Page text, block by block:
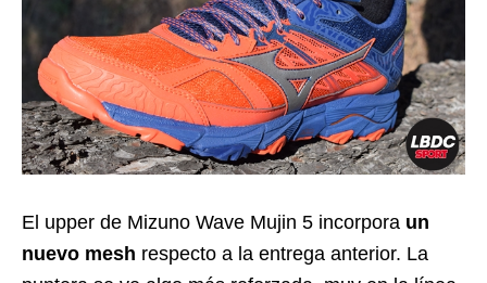
El upper de Mizuno Wave Mujin 5 incorpora un
nuevo mesh respecto a la entrega anterior. La